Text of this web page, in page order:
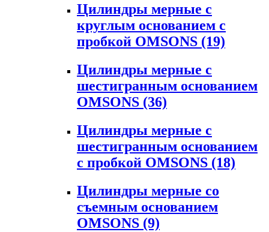
Цилиндры мерные с
круглым основанием с
пробкой OMSONS (19)
Цилиндры мерные с
шестигранным основанием
OMSONS (36)
Цилиндры мерные с
шестигранным основанием
с пробкой OMSONS (18)
Цилиндры мерные со
съемным основанием
OMSONS (9)